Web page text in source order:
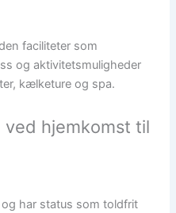
faciliteter som
og aktivitetsmuligheder
kælketure og spa.
hjemkomst til
har status som toldfrit